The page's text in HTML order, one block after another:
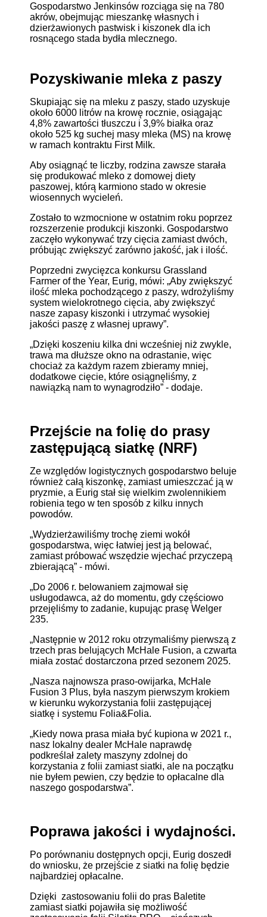
Gospodarstwo Jenkinsów rozciąga się na 780
akrów, obejmując mieszankę własnych i
dzierżawionych pastwisk i kiszonek dla ich
rosnącego stada bydła mlecznego.
Pozyskiwanie mleka z paszy
Skupiając się na mleku z paszy, stado uzyskuje
około 6000 litrów na krowę rocznie, osiągając
4,8% zawartości tłuszczu i 3,9% białka oraz
około 525 kg suchej masy mleka (MS) na krowę
w ramach kontraktu First Milk.
Aby osiągnąć te liczby, rodzina zawsze starała
się produkować mleko z domowej diety
paszowej, którą karmiono stado w okresie
wiosennych wycieleń.
Zostało to wzmocnione w ostatnim roku poprzez
rozszerzenie produkcji kiszonki. Gospodarstwo
zaczęło wykonywać trzy cięcia zamiast dwóch,
próbując zwiększyć zarówno jakość, jak i ilość.
Poprzedni zwycięzca konkursu Grassland
Farmer of the Year, Eurig, mówi: „Aby zwiększyć
ilość mleka pochodzącego z paszy, wdrożyliśmy
system wielokrotnego cięcia, aby zwiększyć
nasze zapasy kiszonki i utrzymać wysokiej
jakości paszę z własnej uprawy”.
„Dzięki koszeniu kilka dni wcześniej niż zwykle,
trawa ma dłuższe okno na odrastanie, więc
chociaż za każdym razem zbieramy mniej,
dodatkowe cięcie, które osiągnęliśmy, z
nawiązką nam to wynagrodziło” - dodaje.
Przejście na folię do prasy
zastępującą siatkę (NRF)
Ze względów logistycznych gospodarstwo beluje
również całą kiszonkę, zamiast umieszczać ją w
pryzmie, a Eurig stał się wielkim zwolennikiem
robienia tego w ten sposób z kilku innych
powodów.
„Wydzierżawiliśmy trochę ziemi wokół
gospodarstwa, więc łatwiej jest ją belować,
zamiast próbować wszędzie wjechać przyczepą
zbierającą” - mówi.
„Do 2006 r. belowaniem zajmował się
usługodawca, aż do momentu, gdy częściowo
przejęliśmy to zadanie, kupując prasę Welger
235.
„Następnie w 2012 roku otrzymaliśmy pierwszą z
trzech pras belujących McHale Fusion, a czwarta
miała zostać dostarczona przed sezonem 2025.
„Nasza najnowsza praso-owijarka, McHale
Fusion 3 Plus, była naszym pierwszym krokiem
w kierunku wykorzystania folii zastępującej
siatkę i systemu Folia&Folia.
„Kiedy nowa prasa miała być kupiona w 2021 r.,
nasz lokalny dealer McHale naprawdę
podkreślał zalety maszyny zdolnej do
korzystania z folii zamiast siatki, ale na początku
nie byłem pewien, czy będzie to opłacalne dla
naszego gospodarstwa”.
Poprawa jakości i wydajności.
Po porównaniu dostępnych opcji, Eurig doszedł
do wniosku, że przejście z siatki na folię będzie
najbardziej opłacalne.
Dzięki zastosowaniu folii do pras Baletite
zamiast siatki pojawiła się możliwość